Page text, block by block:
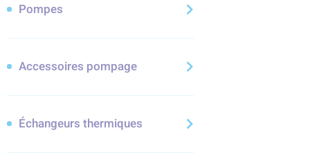
Pompes
Accessoires pompage
Échangeurs thermiques